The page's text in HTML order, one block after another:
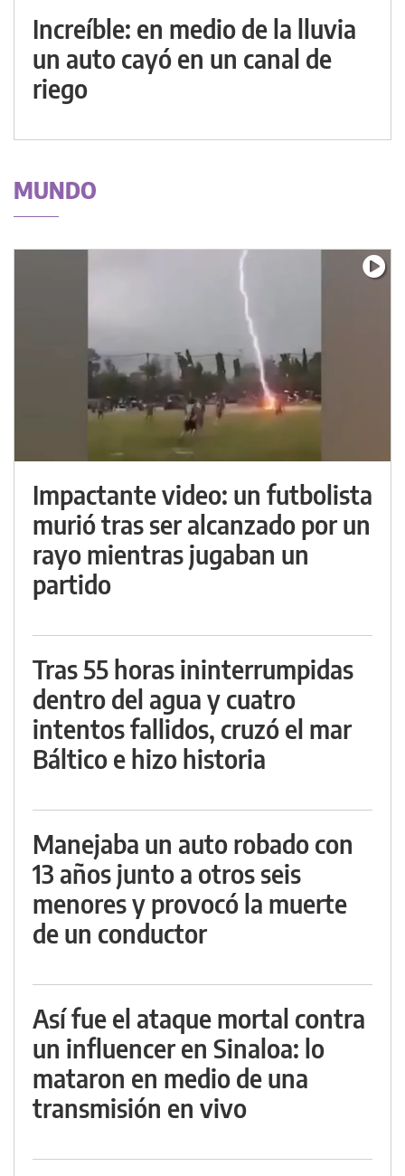
Increíble: en medio de la lluvia
un auto cayó en un canal de
riego
MUNDO
Impactante video: un futbolista
murió tras ser alcanzado por un
rayo mientras jugaban un
partido
Tras 55 horas ininterrumpidas
dentro del agua y cuatro
intentos fallidos, cruzó el mar
Báltico e hizo historia
Manejaba un auto robado con
13 años junto a otros seis
menores y provocó la muerte
de un conductor
Así fue el ataque mortal contra
un influencer en Sinaloa: lo
mataron en medio de una
transmisión en vivo